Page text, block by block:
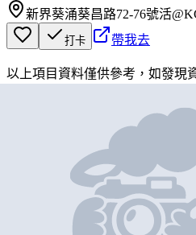
新界葵涌葵昌路72-76號活
打卡 帶我去
以上項目資料僅供參考，如發現
芋仙森